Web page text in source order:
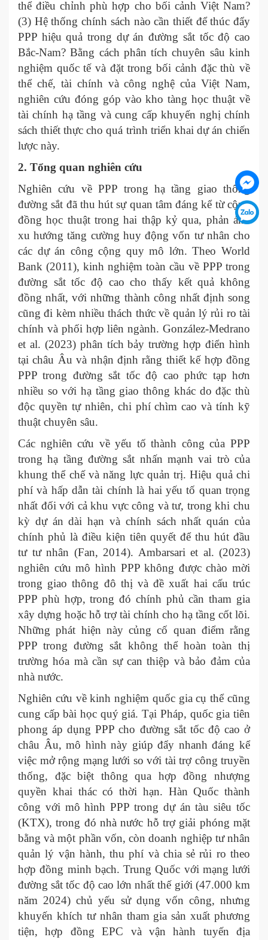
thể điều chỉnh phù hợp cho bối cảnh Việt Nam?
(3) Hệ thống chính sách nào cần thiết để thúc đẩy
PPP hiệu quả trong dự án đường sắt tốc độ cao
Bắc-Nam? Bằng cách phân tích chuyên sâu kinh
nghiệm quốc tế và đặt trong bối cảnh đặc thù về
thể chế, tài chính và công nghệ của Việt Nam,
nghiên cứu đóng góp vào kho tàng học thuật về
tài chính hạ tầng và cung cấp khuyến nghị chính
sách thiết thực cho quá trình triển khai dự án chiến
lược này.
2. Tổng quan nghiên cứu
Nghiên cứu về PPP trong hạ tầng giao thông
đường sắt đã thu hút sự quan tâm đáng kể từ cộng
đồng học thuật trong hai thập kỷ qua, phản ánh
xu hướng tăng cường huy động vốn tư nhân cho
các dự án công cộng quy mô lớn. Theo World
Bank (2011), kinh nghiệm toàn cầu về PPP trong
đường sắt tốc độ cao cho thấy kết quả không
đồng nhất, với những thành công nhất định song
cũng đi kèm nhiều thách thức về quản lý rủi ro tài
chính và phối hợp liên ngành. González-Medrano
et al. (2023) phân tích bảy trường hợp điển hình
tại châu Âu và nhận định rằng thiết kế hợp đồng
PPP trong đường sắt tốc độ cao phức tạp hơn
nhiều so với hạ tầng giao thông khác do đặc thù
độc quyền tự nhiên, chi phí chìm cao và tính kỹ
thuật chuyên sâu. ​
Các nghiên cứu về yếu tố thành công của PPP
trong hạ tầng đường sắt nhấn mạnh vai trò của
khung thể chế và năng lực quản trị. Hiệu quả chi
phí và hấp dẫn tài chính là hai yếu tố quan trọng
nhất đối với cả khu vực công và tư, trong khi chu
kỳ dự án dài hạn và chính sách nhất quán của
chính phủ là điều kiện tiên quyết để thu hút đầu
tư tư nhân (Fan, 2014). Ambarsari et al. (2023)
nghiên cứu mô hình PPP không được chào mời
trong giao thông đô thị và đề xuất hai cấu trúc
PPP phù hợp, trong đó chính phủ cần tham gia
xây dựng hoặc hỗ trợ tài chính cho hạ tầng cốt lõi.
Những phát hiện này củng cố quan điểm rằng
PPP trong đường sắt không thể hoàn toàn thị
trường hóa mà cần sự can thiệp và bảo đảm của
nhà nước. ​
Nghiên cứu về kinh nghiệm quốc gia cụ thể cũng
cung cấp bài học quý giá. Tại Pháp, quốc gia tiên
phong áp dụng PPP cho đường sắt tốc độ cao ở
châu Âu, mô hình này giúp đẩy nhanh đáng kể
việc mở rộng mạng lưới so với tài trợ công truyền
thống, đặc biệt thông qua hợp đồng nhượng
quyền khai thác có thời hạn. Hàn Quốc thành
công với mô hình PPP trong dự án tàu siêu tốc
(KTX), trong đó nhà nước hỗ trợ giải phóng mặt
bằng và một phần vốn, còn doanh nghiệp tư nhân
quản lý vận hành, thu phí và chia sẻ rủi ro theo
hợp đồng minh bạch. Trung Quốc với mạng lưới
đường sắt tốc độ cao lớn nhất thế giới (47.000 km
năm 2024) chủ yếu sử dụng vốn công, nhưng
khuyến khích tư nhân tham gia sản xuất phương
tiện, hợp đồng EPC và vận hành tuyến địa